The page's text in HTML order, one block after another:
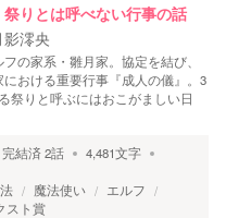
りとは呼べない行事の話
影澪央
の家系・雛月家。協定を結び、
おける重要行事『成人の儀』。3
祭りと呼ぶにはおこがましい日
完結済2話 4,481文字
魔法使い
エルフ
スト賞